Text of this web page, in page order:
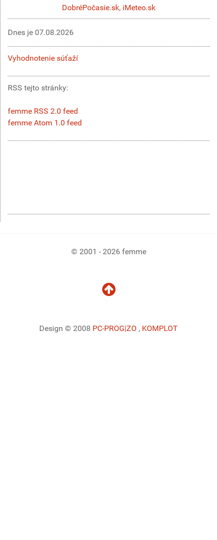
DobréPočasie.sk, iMeteo.sk
Dnes je 07.08.2026
Vyhodnotenie súťaží
RSS tejto stránky:
femme RSS 2.0 feed
femme Atom 1.0 feed
© 2001 - 2026 femme
Design © 2008 PC-PROG|ZO , KOMPLOT